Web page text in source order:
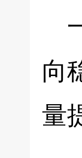
向
量